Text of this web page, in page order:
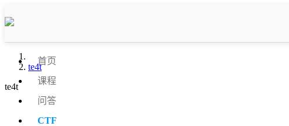
首页
课程
问答
CTF
te4t
te4t